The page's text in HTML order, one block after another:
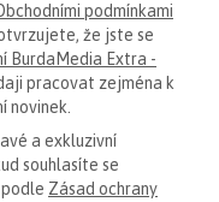
podmínkami
že jste se
BurdaMedia Extra -
pracovat zejména k
novinek.
a exkluzivní
souhlasíte se
Zásad ochrany